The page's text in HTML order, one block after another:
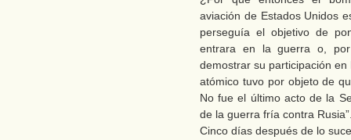
aviación de Estados Unidos
perseguía el objetivo de
entrara en la guerra o,
demostrar su participación
atómico tuvo por objeto de
No fue el último acto de la
de la guerra fría contra
Cinco días después de lo